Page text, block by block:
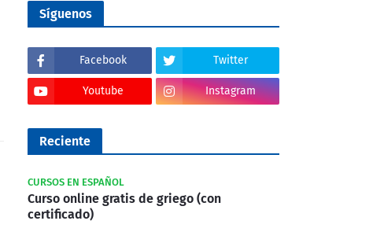
Síguenos
Facebook Twitter
Youtube Instagram
Reciente
CURSOS EN ESPAÑOL
Curso online gratis de griego (con
certificado)